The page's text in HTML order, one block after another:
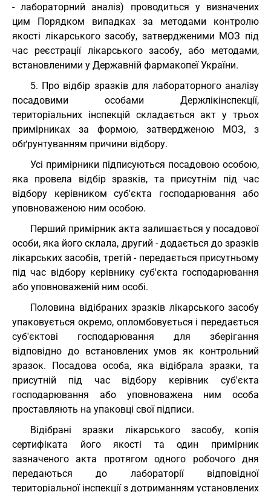
- лабораторний аналіз) проводиться у визначених
цим Порядком випадках за методами контролю
якості лікарського засобу, затвердженими МОЗ під
час реєстрації лікарського засобу, або методами,
встановленими у Державній фармакопеї України.
5. Про відбір зразків для лабораторного аналізу
посадовими особами Держлікінспекції,
територіальних інспекцій складається акт у трьох
примірниках за формою, затвердженою МОЗ, з
обґрунтуванням причини відбору.
Усі примірники підписуються посадовою особою,
яка провела відбір зразків, та присутнім під час
відбору керівником суб'єкта господарювання або
уповноваженою ним особою.
Перший примірник акта залишається у посадової
особи, яка його склала, другий - додається до зразків
лікарських засобів, третій - передається присутньому
під час відбору керівнику суб'єкта господарювання
або уповноваженій ним особі.
Половина відібраних зразків лікарського засобу
упаковується окремо, опломбовується і передається
суб'єктові господарювання для зберігання
відповідно до встановлених умов як контрольний
зразок. Посадова особа, яка відібрала зразки, та
присутній під час відбору керівник суб'єкта
господарювання або уповноважена ним особа
проставляють на упаковці свої підписи.
Відібрані зразки лікарського засобу, копія
сертифіката його якості та один примірник
зазначеного акта протягом одного робочого дня
передаються до лабораторії відповідної
територіальної інспекції з дотриманням установлених